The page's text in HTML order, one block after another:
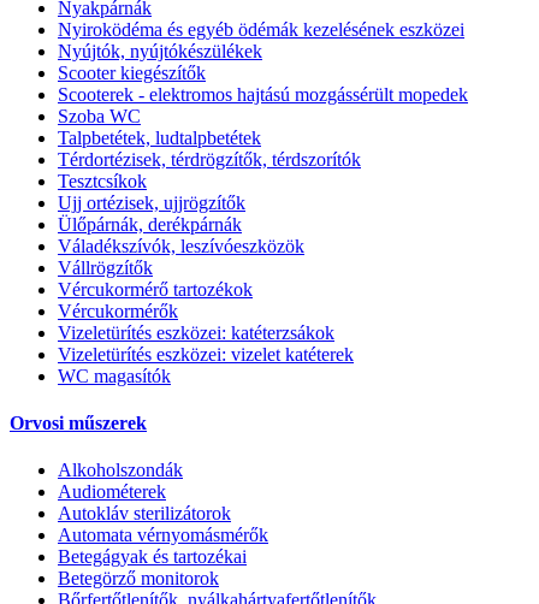
Nyakpárnák
Nyiroködéma és egyéb ödémák kezelésének eszközei
Nyújtók, nyújtókészülékek
Scooter kiegészítők
Scooterek - elektromos hajtású mozgássérült mopedek
Szoba WC
Talpbetétek, ludtalpbetétek
Térdortézisek, térdrögzítők, térdszorítók
Tesztcsíkok
Ujj ortézisek, ujjrögzítők
Ülőpárnák, derékpárnák
Váladékszívók, leszívóeszközök
Vállrögzítők
Vércukormérő tartozékok
Vércukormérők
Vizeletürítés eszközei: katéterzsákok
Vizeletürítés eszközei: vizelet katéterek
WC magasítók
Orvosi műszerek
Alkoholszondák
Audiométerek
Autokláv sterilizátorok
Automata vérnyomásmérők
Betegágyak és tartozékai
Betegörző monitorok